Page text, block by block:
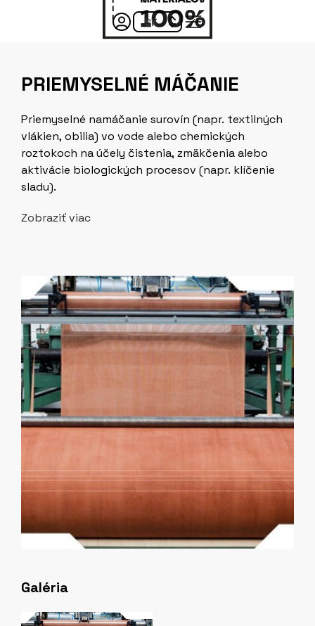
PRIEMYSELNÉ MÁČANIE
Priemyselné namáčanie surovín (napr. textilných
vlákien, obilia) vo vode alebo chemických
roztokoch na účely čistenia, zmäkčenia alebo
aktivácie biologických procesov (napr. klíčenie
sladu).
Zobraziť viac
Galéria